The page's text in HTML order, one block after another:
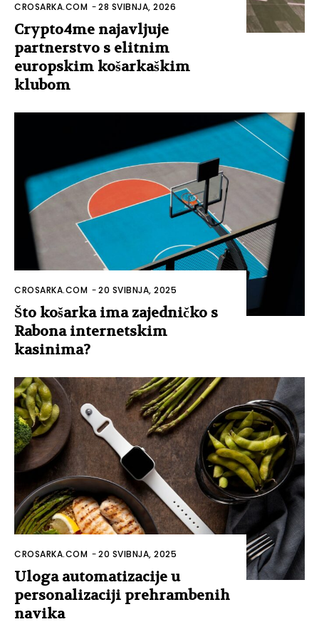
CROSARKA.COM -28 SVIBNJA, 2026
Crypto4me najavljuje
partnerstvo s elitnim
europskim košarkaškim
klubom
CROSARKA.COM -20 SVIBNJA, 2025
Što košarka ima zajedničko s
Rabona internetskim
kasinima?
CROSARKA.COM -20 SVIBNJA, 2025
Uloga automatizacije u
personalizaciji prehrambenih
navika